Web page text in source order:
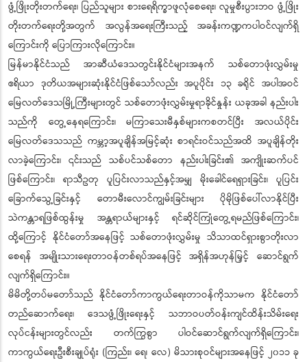
ဖွံ့ဖြိုးတိုးတက်ရေး၊ ပြည်သူများ စားရေရိက္ခာဖူလုံစေရေး၊ လူမှုစီးပွားဘဝ ဖွံ့ဖြိုး
တိုးတက်ရေးတို့အတွက် အလွန်အရေးကြီးသည့် အခန်းကဏ္ဍကပါဝင်လျက်ရှိ
ကြောင်းကို ပြောကြားလိုကြောင်း။
မြန်မာနိုင်ငံသည် အာဆီယံဒေသတွင်းနိုင်ငံများအနက် သစ်တောဖုံးလွှမ်းမှု
ဧရိယာ ဒုတိယအများဆုံးနိုင်ငံဖြစ်သော်လည်း အပူပိုင်း ၁၃ ခရိုင် အပါအဝင်
မြေလတ်ဒေသမြို့ကြီးများတွင် သစ်တောဖုံးလွှမ်းမှုရာခိုင်နှုန်း ယခုအခါ နည်းပါး
သည်ကို တွေ့နေရကြောင်း၊ မကြာသေးမီနှစ်များကစတင်ပြီး အလယ်ပိုင်း
မြေလတ်ဒေသသည် ကမ္ဘာ့အပူချိန်အမြင့်ဆုံး စာရင်းဝင်သည်အထိ အပူချိန်တိုး
လာခဲ့ကြောင်း၊ ၎င်းသည် သစ်ပင်သစ်တော နည်းပါးခြင်း၏ အကျိုးဆက်ပင်
ဖြစ်ကြောင်း၊ ရာသီဥတု ပူပြင်းလာသည်နှင့်အမျှ မိုးခေါင်ရေရှားခြင်း၊ ပူပြင်း
ခြောက်သွေ့ခြင်းနှင့် တောမီးလောင်ကျွမ်းခြင်းများ ပိုမိုဖြစ်ပေါ်လာနိုင်ပြီး
သဲကန္တာရဖြစ်ထွန်းမှု အန္တရာယ်များနှင့် ရင်ဆိုင်ကြုံတွေ့ရမည်ဖြစ်ကြောင်း၊
ထို့ကြောင့် နိုင်ငံတော်အနေဖြင့် သစ်တောဖုံးလွှမ်းမှု သိသာထင်ရှားစွာတိုးလာ
စေရန် အမျိုးသားရေးတာဝန်တစ်ရပ်အနေဖြင့် အရှိန်အဟုန်မြှင့် ဆောင်ရွက်
လျက်ရှိကြောင်း။
မိမိတို့တပ်မတော်သည် နိုင်ငံတော်ကာကွယ်ရေးတာဝန်ကိုသာမက နိုင်ငံတော်
တည်ဆောက်ရေး၊ ဒေသဖွံ့ဖြိုးရေးနှင့် သဘာဝပတ်ဝန်းကျင်ထိန်းသိမ်းရေး
လုပ်ငန်းများတွင်လည်း တက်ကြွစွာ ပါဝင်ဆောင်ရွက်လျက်ရှိကြောင်း၊
ကာကွယ်ရေးဦးစီးချုပ်ရုံး (ကြည်း၊ ရေ၊ လေ) မိသားစုဝင်များအနေဖြင့် ၂၀၁၁ ခု